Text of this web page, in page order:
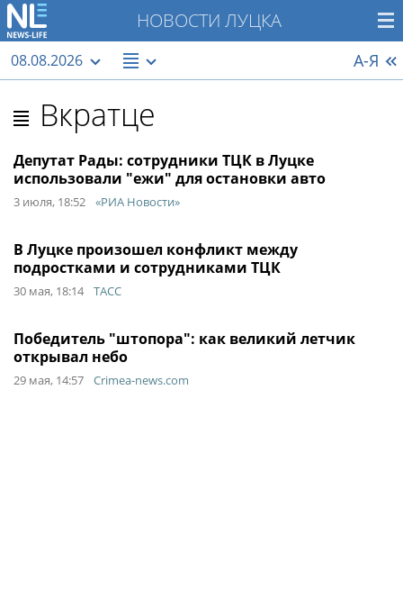
НОВОСТИ ЛУЦКА
08.08.2026 А-Я
Вкратце
Депутат Рады: сотрудники ТЦК в Луцке
использовали "ежи" для остановки авто
3 июля, 18:52 «РИА Новости»
В Луцке произошел конфликт между
подростками и сотрудниками ТЦК
30 мая, 18:14 ТАСС
Победитель "штопора": как великий летчик
открывал небо
29 мая, 14:57 Crimea-news.com